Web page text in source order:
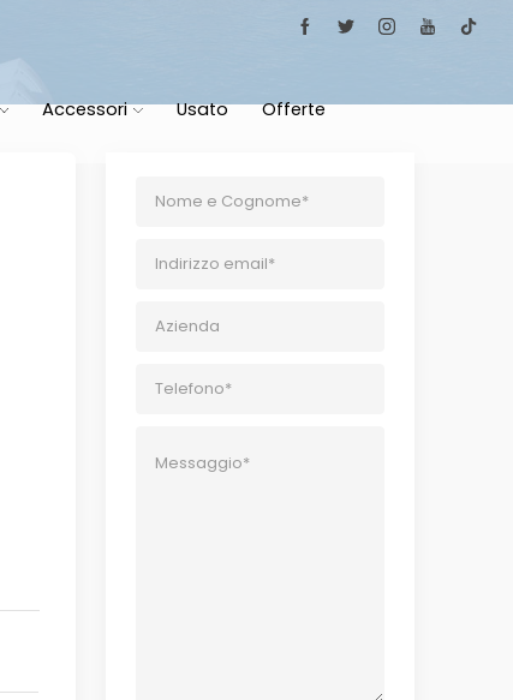
Accessori Usato Offerte